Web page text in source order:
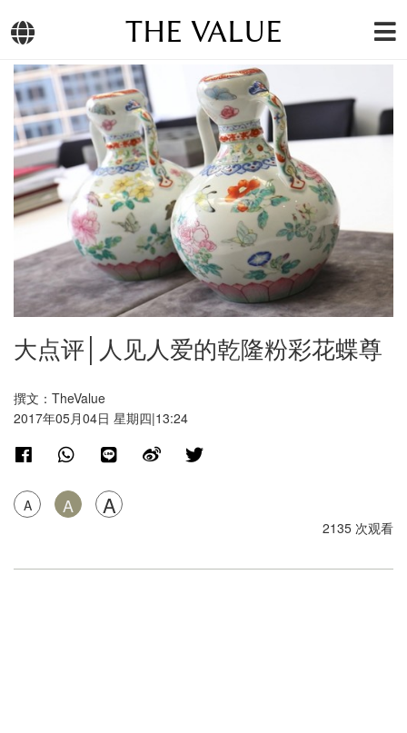
THE VALUE
大点评│人见人爱的乾隆粉彩花蝶尊
撰文：TheValue
2017年05月04日 星期四|13:24
A A A
2135 次观看